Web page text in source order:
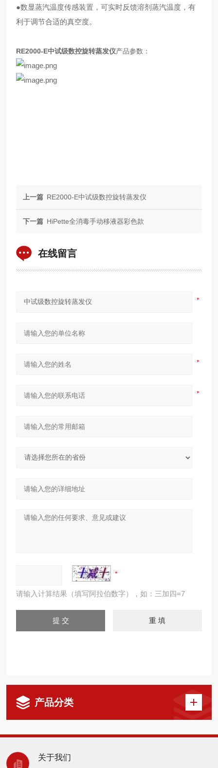
●数显蒸汽温度传感装置，可实时反馈溶剂蒸汽温度，有
利于调节合适的真空度。
RE2000-E中试级数控旋转蒸发仪产品参数：
上一篇 RE2000-E中试级数控旋转蒸发仪
下一篇 HiPette全消毒手动移液器彩色款
在线留言
请输入计算结果（填写阿拉伯数字），如：三加四=7
产品分类
关于我们